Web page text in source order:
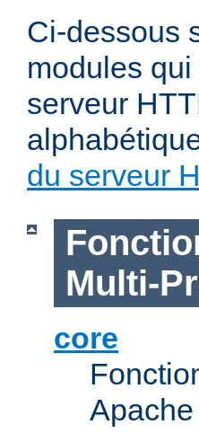
Ci-dessous
modules
serveur
du serveur
Multi-
core